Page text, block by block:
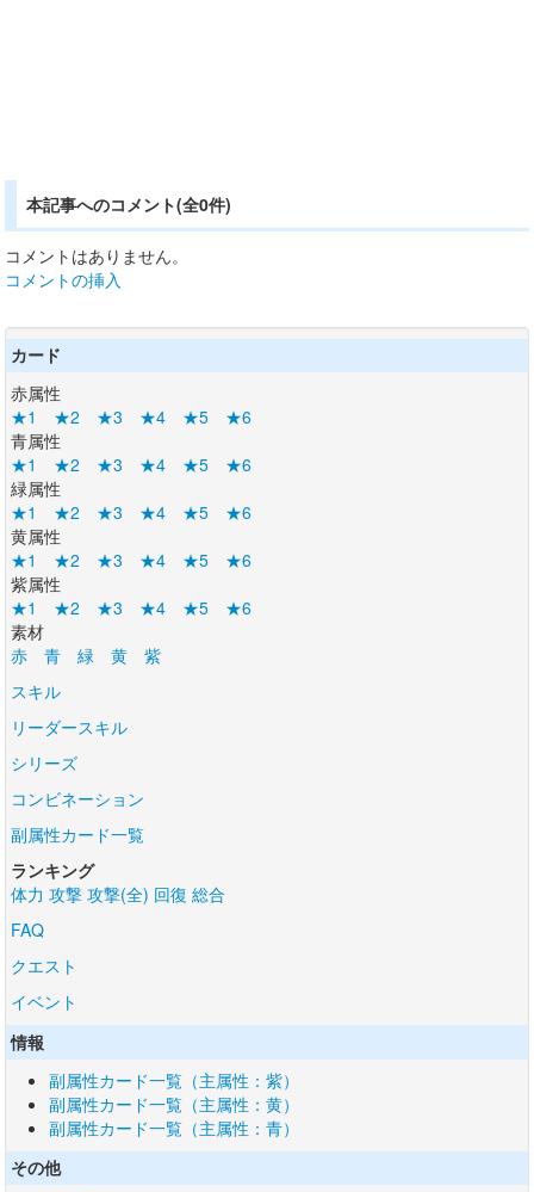
本記事へのコメント(全0件)
コメントはありません。
コメントの挿入
カード
赤属性
★1
★2 ★3 ★4 ★5
★6
青属性
★1
★2 ★3 ★4 ★5
★6
緑属性
★1
★2 ★3 ★4 ★5
★6
黄属性
★1
★2 ★3 ★4 ★5
★6
紫属性
★1
★2 ★3 ★4 ★5
★6
素材
赤
青 緑 黄
紫
スキル
リーダースキル
シリーズ
コンビネーション
副属性カード一覧
ランキング
体力 攻撃 攻撃(全) 回復 総合
FAQ
クエスト
イベント
情報
副属性カード一覧（主属性：紫）
副属性カード一覧（主属性：黄）
副属性カード一覧（主属性：青）
その他